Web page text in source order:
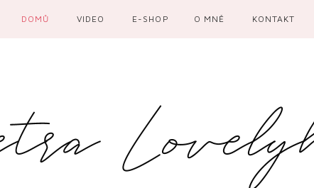
DOMŮ VIDEO E-SHOP O MNĚ KONTAKT